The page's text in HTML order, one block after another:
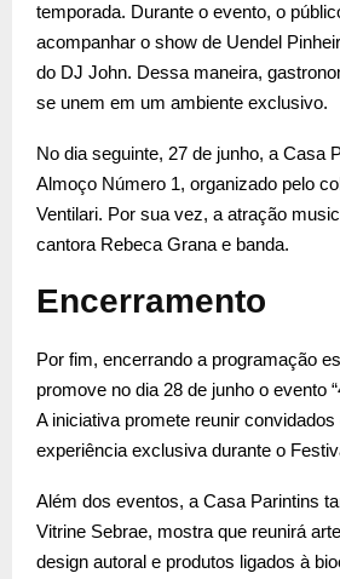
temporada. Durante o evento, o
acompanhar o show de Uendel
do DJ John. Dessa maneira,
se unem em um ambiente exclusivo.
No dia seguinte, 27 de junho, a Casa
Almoço Número 1, organizado pelo
Ventilari. Por sua vez, a atração
cantora Rebeca Grana e banda.
Encerramento
Por fim, encerrando a programação
promove no dia 28 de junho o evento
A iniciativa promete reunir
experiência exclusiva durante o
Além dos eventos, a Casa Parintins
Vitrine Sebrae, mostra que reunirá
design autoral e produtos ligados à